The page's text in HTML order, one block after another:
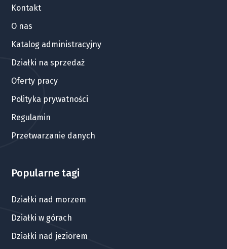
Kontakt
O nas
Katalog administracyjny
Działki na sprzedaż
Oferty pracy
Polityka prywatności
Regulamin
Przetwarzanie danych
Popularne tagi
Działki nad morzem
Działki w górach
Działki nad jeziorem